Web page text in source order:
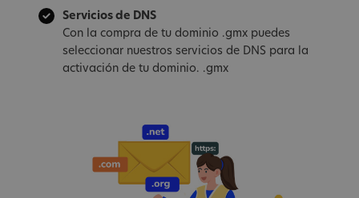
Servicios de DNS
Con la compra de tu dominio .gmx puedes
seleccionar nuestros servicios de DNS para la
activación de tu dominio. .gmx